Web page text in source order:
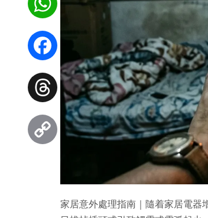
家居意外處理指南｜隨着家居電器
WhatsApp
Facebook
Threads